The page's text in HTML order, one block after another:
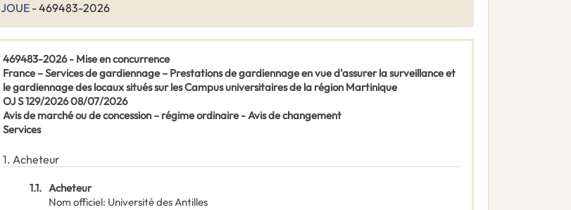
JOUE - 469483-2026
469483-2026 - Mise en concurrence
France – Services de gardiennage – Prestations de gardiennage en vue d'assurer la surveillance et
le gardiennage des locaux situés sur les Campus universitaires de la région Martinique
OJ S 129/2026 08/07/2026
Avis de marché ou de concession – régime ordinaire - Avis de changement
Services
1. Acheteur
1.1. Acheteur
Nom officiel: Université des Antilles